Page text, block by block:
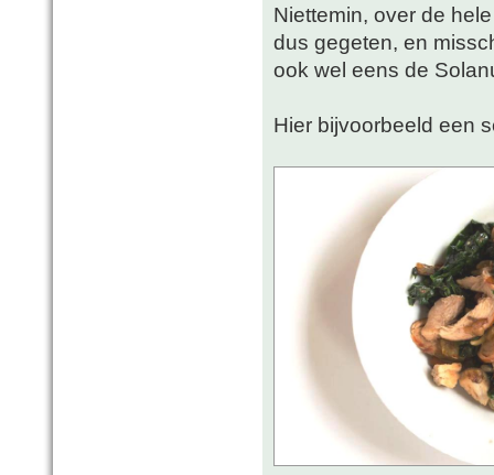
Niettemin, over de
dus gegeten, en
ook wel eens de
Hier bijvoorbeeld een